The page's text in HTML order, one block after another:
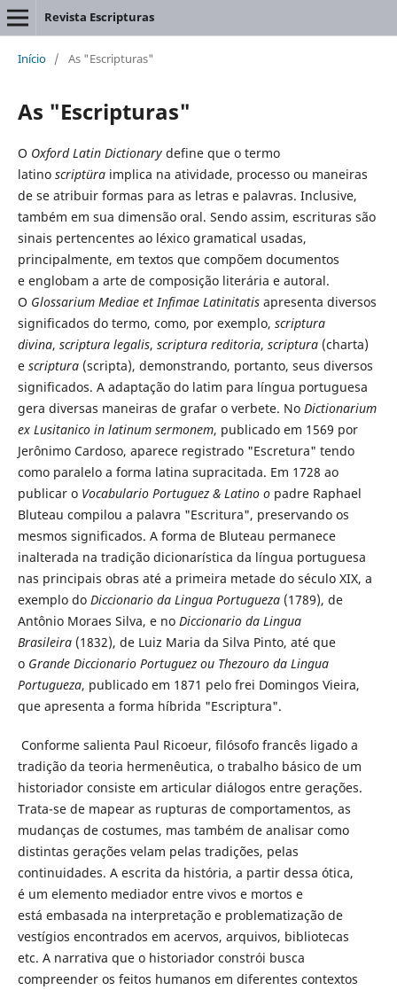
Revista Escripturas
Início / As "Escripturas"
As "Escripturas"
O Oxford Latin Dictionarydefine que o termo
latino scriptüra implica na atividade, processo ou maneiras
de se atribuir formas para as letras e palavras. Inclusive,
também em sua dimensão oral. Sendo assim, escrituras são
sinais pertencentes ao léxico gramatical usadas,
principalmente, em textos que compõem documentos
e englobam a arte de composição literária e autoral.
O Glossarium Mediae et Infimae Latinitatisapresenta diversos
significados do termo, como, por exemplo, scriptura
divina, scriptura legalis, scriptura reditoria, scriptura (charta)
e scriptura (scripta), demonstrando, portanto, seus diversos
significados. A adaptação do latim para língua portuguesa
gera diversas maneiras de grafar o verbete. No Dictionarium
ex Lusitanico in latinum sermonem, publicado em 1569 por
Jerônimo Cardoso, aparece registrado "Escretura" tendo
como paralelo a forma latina supracitada. Em 1728 ao
publicar o Vocabulario Portuguez & Latino opadre Raphael
Bluteau compilou a palavra "Escritura", preservando os
mesmos significados. A forma de Bluteau permanece
inalterada na tradição dicionarística da língua portuguesa
nas principais obras até a primeira metade do século XIX, a
exemplo do Diccionario da Lingua Portugueza (1789), de
Antônio Moraes Silva, e no Diccionario da Lingua
Brasileira(1832), de Luiz Maria da Silva Pinto, até que
o Grande Diccionario Portuguez ou Thezouro da Lingua
Portugueza, publicado em 1871 pelo frei Domingos Vieira,
que apresenta a forma híbrida "Escriptura".
Conforme salienta Paul Ricoeur, filósofo francês ligado a
tradição da teoria hermenêutica, o trabalho básico de um
historiador consiste em articular diálogos entre gerações.
Trata-se de mapear as rupturas de comportamentos, as
mudanças de costumes, mas também de analisar como
distintas gerações velam pelas tradições, pelas
continuidades. A escrita da história, a partir dessa ótica,
é um elemento mediador entre vivos e mortos e
está embasada na interpretação e problematização de
vestígios encontrados em acervos, arquivos, bibliotecas
etc. A narrativa que o historiador constrói busca
compreender os feitos humanos em diferentes contextos